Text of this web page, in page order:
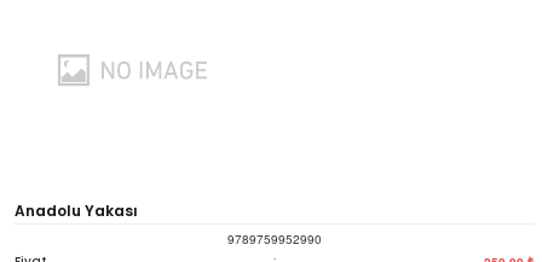
Anadolu Yakası
9789759952990